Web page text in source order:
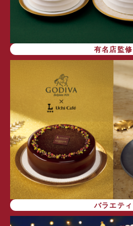
有名店監修
バラエティ